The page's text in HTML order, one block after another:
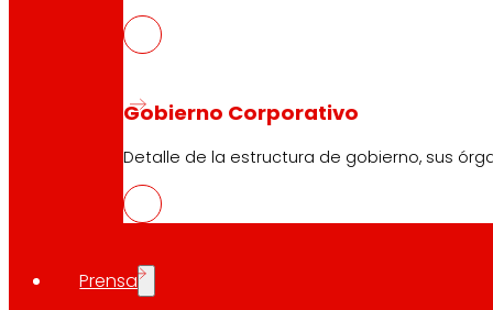
Gobierno Corporativo
Detalle de la estructura de gobierno, sus
Prensa